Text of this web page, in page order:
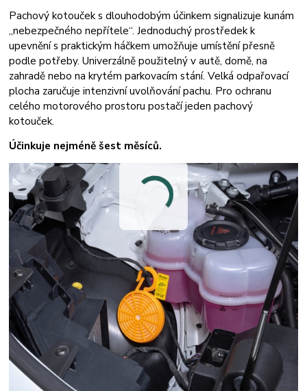
Pachový kotouček s dlouhodobým účinkem signalizuje kunám
„nebezpečného nepřítele“. Jednoduchý prostředek k
upevnění s praktickým háčkem umožňuje umístění přesně
podle potřeby. Univerzálně použitelný v autě, domě, na
zahradě nebo na krytém parkovacím stání. Velká odpařovací
plocha zaručuje intenzivní uvolňování pachu. Pro ochranu
celého motorového prostoru postačí jeden pachový
kotouček.
Účinkuje nejméně šest měsíců.